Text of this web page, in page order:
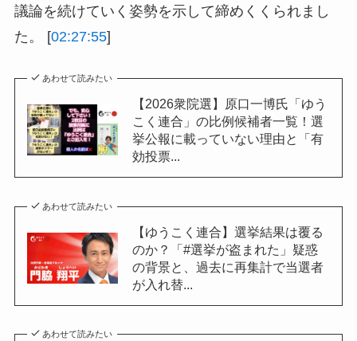
議論を続けていく姿勢を示して締めくくられまし
た。 [02:27:55]
あわせて読みたい
【2026衆院選】原口一博氏「ゆう
こく連合」の比例候補者一覧！選
挙公報に載っていない理由と「有
効投票...
あわせて読みたい
【ゆうこく連合】選挙結果は覆る
のか？「#選挙が盗まれた」疑惑
の背景と、過去に再集計で当選者
が入れ替...
あわせて読みたい